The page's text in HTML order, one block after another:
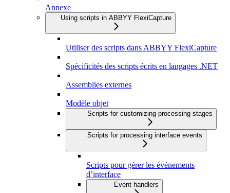
Annexe
Using scripts in ABBYY FlexiCapture
Utiliser des scripts dans ABBYY FlexiCapture
Spécificités des scripts écrits en langages .NET
Assemblies externes
Modèle objet
Scripts for customizing processing stages
Scripts for processing interface events
Scripts pour gérer les événements
d’interface
Event handlers